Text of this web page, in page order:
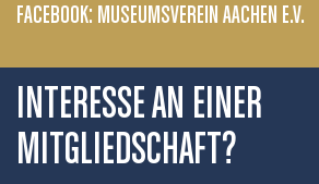
FACEBOOK: MUSEUMSVEREIN AACHEN E.V.
INTERESSE AN EINER
MITGLIEDSCHAFT?